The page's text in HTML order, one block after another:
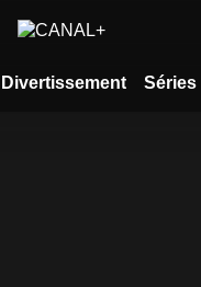
Divertissement Séries